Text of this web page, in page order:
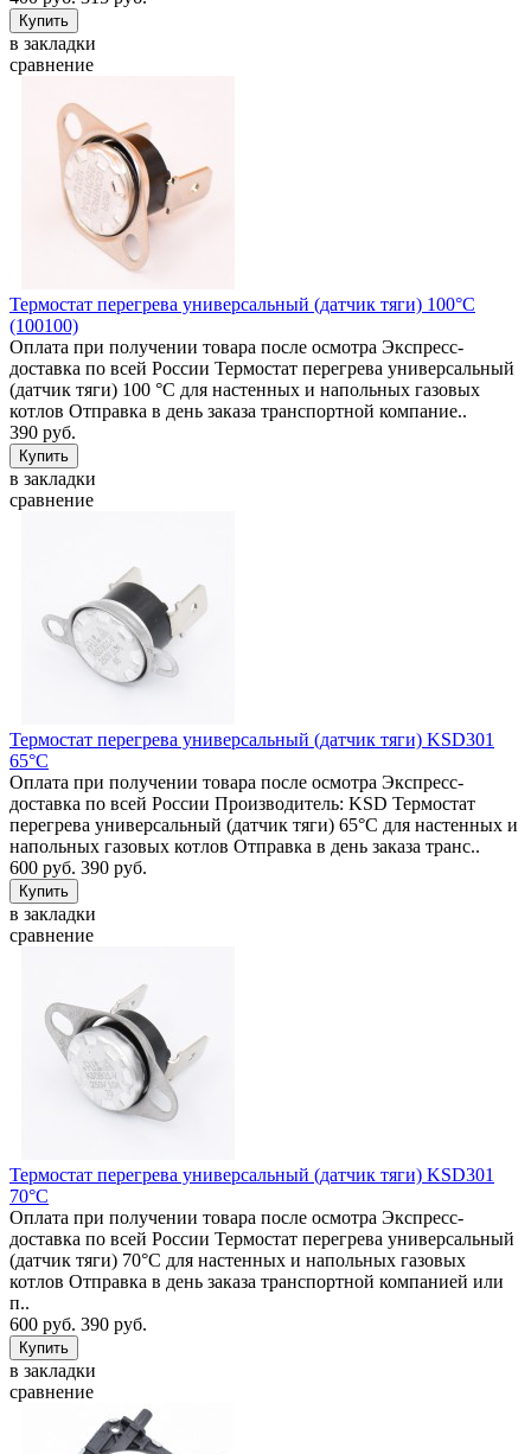
в закладки
сравнение
Термостат перегрева универсальный (датчик тяги) 100°C
(100100)
Оплата при получении товара после осмотра Экспресс-
доставка по всей России Термостат перегрева универсальный
(датчик тяги) 100 °C для настенных и напольных газовых
котлов Отправка в день заказа транспортной компание..
390 руб.
в закладки
сравнение
Термостат перегрева универсальный (датчик тяги) KSD301
65°C
Оплата при получении товара после осмотра Экспресс-
доставка по всей России Производитель: KSD Термостат
перегрева универсальный (датчик тяги) 65°C для настенных и
напольных газовых котлов Отправка в день заказа транс..
600 руб. 390 руб.
в закладки
сравнение
Термостат перегрева универсальный (датчик тяги) KSD301
70°C
Оплата при получении товара после осмотра Экспресс-
доставка по всей России Термостат перегрева универсальный
(датчик тяги) 70°C для настенных и напольных газовых
котлов Отправка в день заказа транспортной компанией или
п..
600 руб. 390 руб.
в закладки
сравнение